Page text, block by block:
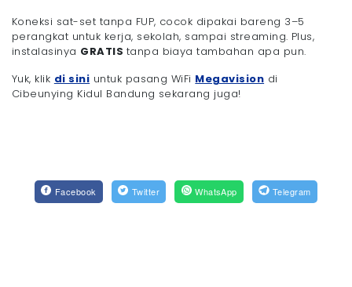
Koneksi sat-set tanpa FUP, cocok dipakai bareng 3–5
perangkat untuk kerja, sekolah, sampai streaming. Plus,
instalasinya GRATIS tanpa biaya tambahan apa pun.
Yuk, klik di sini untuk pasang WiFi Megavision di
Cibeunying Kidul Bandung sekarang juga!
Facebook Twitter WhatsApp Telegram